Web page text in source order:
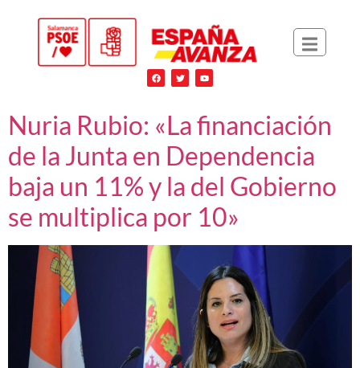
Nuria Rubio: «La financiación
de la Junta en Dependencia
baja un 11% y la del Gobierno
se multiplica por 10»